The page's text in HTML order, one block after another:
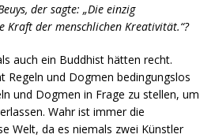
der sagte: „Die einzig
der menschlichen Kreativität.“?
auch ein Buddhist hätten recht.
Regeln und Dogmen bedingungslos
und Dogmen in Frage zu stellen, um
Wahr ist immer die
Welt, da es niemals zwei Künstler